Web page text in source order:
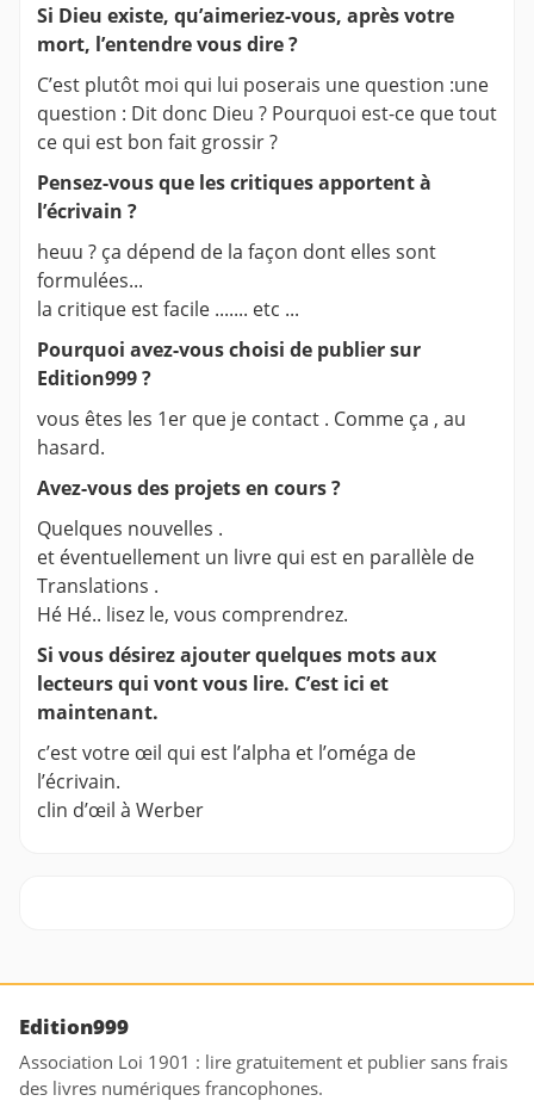
Si Dieu existe, qu’aimeriez-vous, après votre
mort, l’entendre vous dire ?
C’est plutôt moi qui lui poserais une question :une
question : Dit donc Dieu ? Pourquoi est-ce que tout
ce qui est bon fait grossir ?
Pensez-vous que les critiques apportent à
l’écrivain ?
heuu ? ça dépend de la façon dont elles sont
formulées...
la critique est facile ....... etc ...
Pourquoi avez-vous choisi de publier sur
Edition999 ?
vous êtes les 1er que je contact . Comme ça , au
hasard.
Avez-vous des projets en cours ?
Quelques nouvelles .
et éventuellement un livre qui est en parallèle de
Translations .
Hé Hé.. lisez le, vous comprendrez.
Si vous désirez ajouter quelques mots aux
lecteurs qui vont vous lire. C’est ici et
maintenant.
c’est votre œil qui est l’alpha et l’oméga de
l’écrivain.
clin d’œil à Werber
Edition999
Association Loi 1901 : lire gratuitement et publier sans frais
des livres numériques francophones.